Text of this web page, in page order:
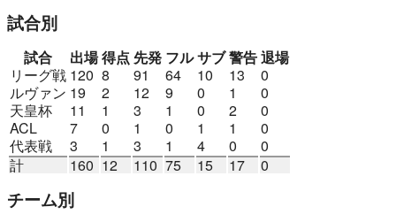
試合別
試合 出場得点 先発 フルサブ警告退場
リーグ戦 120 8 91 64 10 13
0
ルヴァン 19 2 12 9 0 1
0
天皇杯
11 1 3 1 0 2
0
ACL
7 0 1 0 1 1
0
代表戦
3 1 3 1 4 0
0
計
160 12 110 75 15 17 0
チーム別